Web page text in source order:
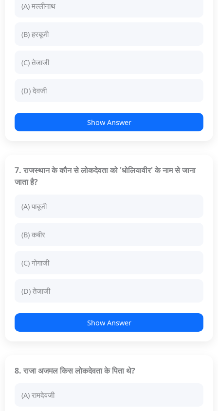
(A) मल्लीनाथ
(B) हरबूजी
(C) तेजाजी
(D) देवजी
Show Answer
7. राजस्थान के कौन से लोकदेवता को 'धोलियावीर' के नाम से जाना
जाता है?
(A) पाबूजी
(B) कबीर
(C) गोगाजी
(D) तेजाजी
Show Answer
8. राजा अजमल किस लोकदेवता के पिता थे?
(A) रामदेवजी